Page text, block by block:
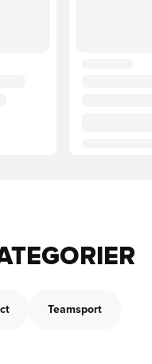
Teamsport